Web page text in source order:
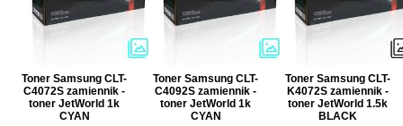
Toner Samsung CLT-
C4072S zamiennik -
toner JetWorld 1k
CYAN
Toner Samsung CLT-
C4092S zamiennik -
toner JetWorld 1k
CYAN
Toner Samsung CLT-
K4072S zamiennik -
toner JetWorld 1.5k
BLACK